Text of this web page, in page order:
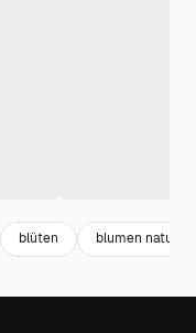
blüten blumen natur